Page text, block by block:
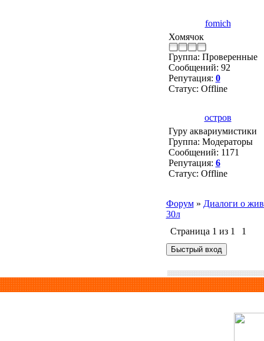
fomich
Хомячок
Группа: Проверенные
Сообщений: 92
Репутация: 0
Статус: Offline
остров
Гуру аквариумистики
Группа: Модераторы
Сообщений: 1171
Репутация: 6
Статус: Offline
Форум » Диалоги о
30л
Страница 1 из 1 1